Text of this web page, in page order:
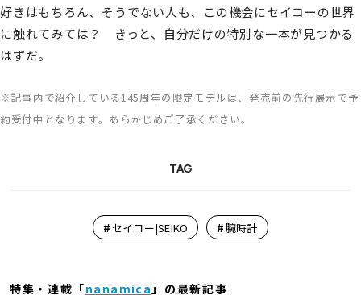
好きはもちろん、そうでない人も、この機会にセイコーの世界
に触れてみては？ きっと、自分だけの特別な一本が見つかる
はずだ。
※記事内で紹介している145周年の限定モデルは、発売前の先行展示で予
約受付中となります。あらかじめご了承ください。
TAG
# セイコー|SEIKO #腕時計
特集・連載「nanamica」の最新記事